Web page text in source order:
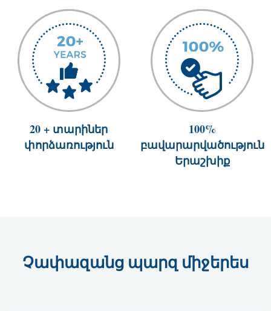
20 + տարիներ
փորձառություն
100%
բավարարվածություն
Երաշխիք
Չափազանց պարզ միջերես